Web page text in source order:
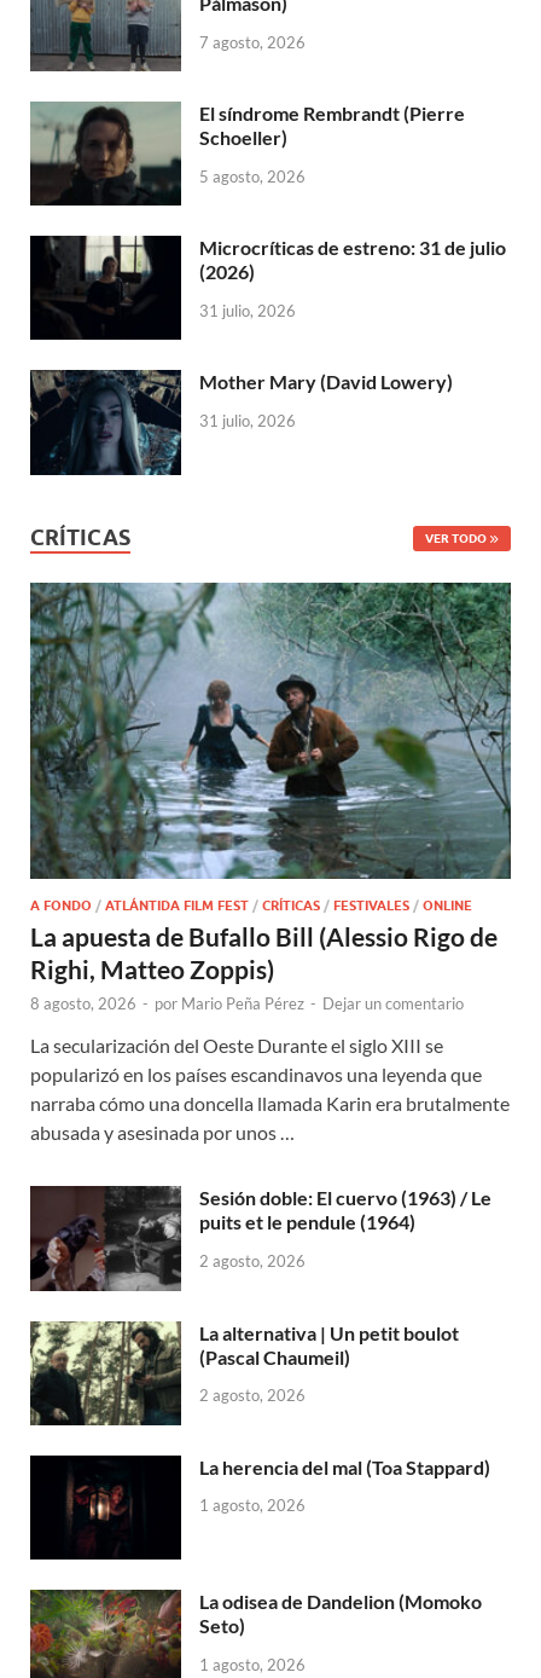
7 agosto, 2026
El síndrome Rembrandt (Pierre
Schoeller)
5 agosto, 2026
Microcríticas de estreno: 31 de julio
(2026)
31 julio, 2026
Mother Mary (David Lowery)
31 julio, 2026
CRÍTICAS VER TODO
A FONDO / ATLÁNTIDA FILM FEST / CRÍTICAS / FESTIVALES / ONLINE
La apuesta de Bufallo Bill (Alessio Rigo de
Righi, Matteo Zoppis)
8 agosto, 2026 - por Mario Peña Pérez - Dejar un comentario
La secularización del Oeste Durante el siglo XIII se
popularizó en los países escandinavos una leyenda que
narraba cómo una doncella llamada Karin era brutalmente
abusada y asesinada por unos …
Sesión doble: El cuervo (1963) / Le
puits et le pendule (1964)
2 agosto, 2026
La alternativa | Un petit boulot
(Pascal Chaumeil)
2 agosto, 2026
La herencia del mal (Toa Stappard)
1 agosto, 2026
La odisea de Dandelion (Momoko
Seto)
1 agosto, 2026